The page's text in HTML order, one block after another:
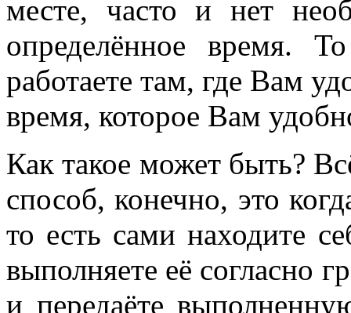
месте, часто и нет
определённое время.
работаете там, где Вам
время, которое Вам
Как такое может быть?
способ, конечно, это
то есть сами находите
выполняете её согласно
и передаёте